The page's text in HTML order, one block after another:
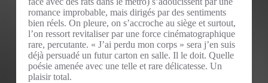
romance improbable, mais dirigés par des sentiments
bien réels. On pleure, on s’accroche au siège et surtout,
l’on ressort revitaliser par une force cinématographique
rare, percutante. « J’ai perdu mon corps » sera j’en suis
déjà persuadé un futur carton en salle. Il le doit. Quelle
poésie amenée avec une telle et rare délicatesse. Un
plaisir total.